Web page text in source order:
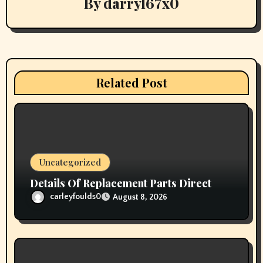
a
t
o
Related Post
Uncategorized
Details Of Replacement Parts Direct
carleyfoulds0 August 8, 2026